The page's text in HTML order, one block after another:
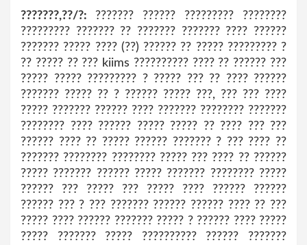
???????,??/?: ??????? ?????? ????????? ????????
????????? ??????? ?? ??????? ??????? ???? ??????
??????? ????? ???? (??) ?????? ?? ????? ????????? ?
?? ????? ?? ??? kiims ?????????? ???? ?? ?????? ???
????? ????? ????????? ? ????? ??? ?? ???? ??????
??????? ????? ?? ? ?????? ????? ???, ??? ??? ????
????? ??????? ?????? ???? ??????? ???????? ???????
???????? ???? ?????? ????? ????? ?? ???? ??? ???
?????? ???? ?? ????? ?????? ??????? ? ??? ???? ??
??????? ???????? ???????? ????? ??? ???? ?? ??????
????? ??????? ?????? ????? ??????? ???????? ?????
?????? ??? ????? ??? ????? ???? ?????? ??????
?????? ??? ? ??? ??????? ?????? ?????? ???? ?? ???
????? ???? ?????? ??????? ????? ? ?????? ???? ?????
????? ??????? ????? ?????????? ?????? ???????